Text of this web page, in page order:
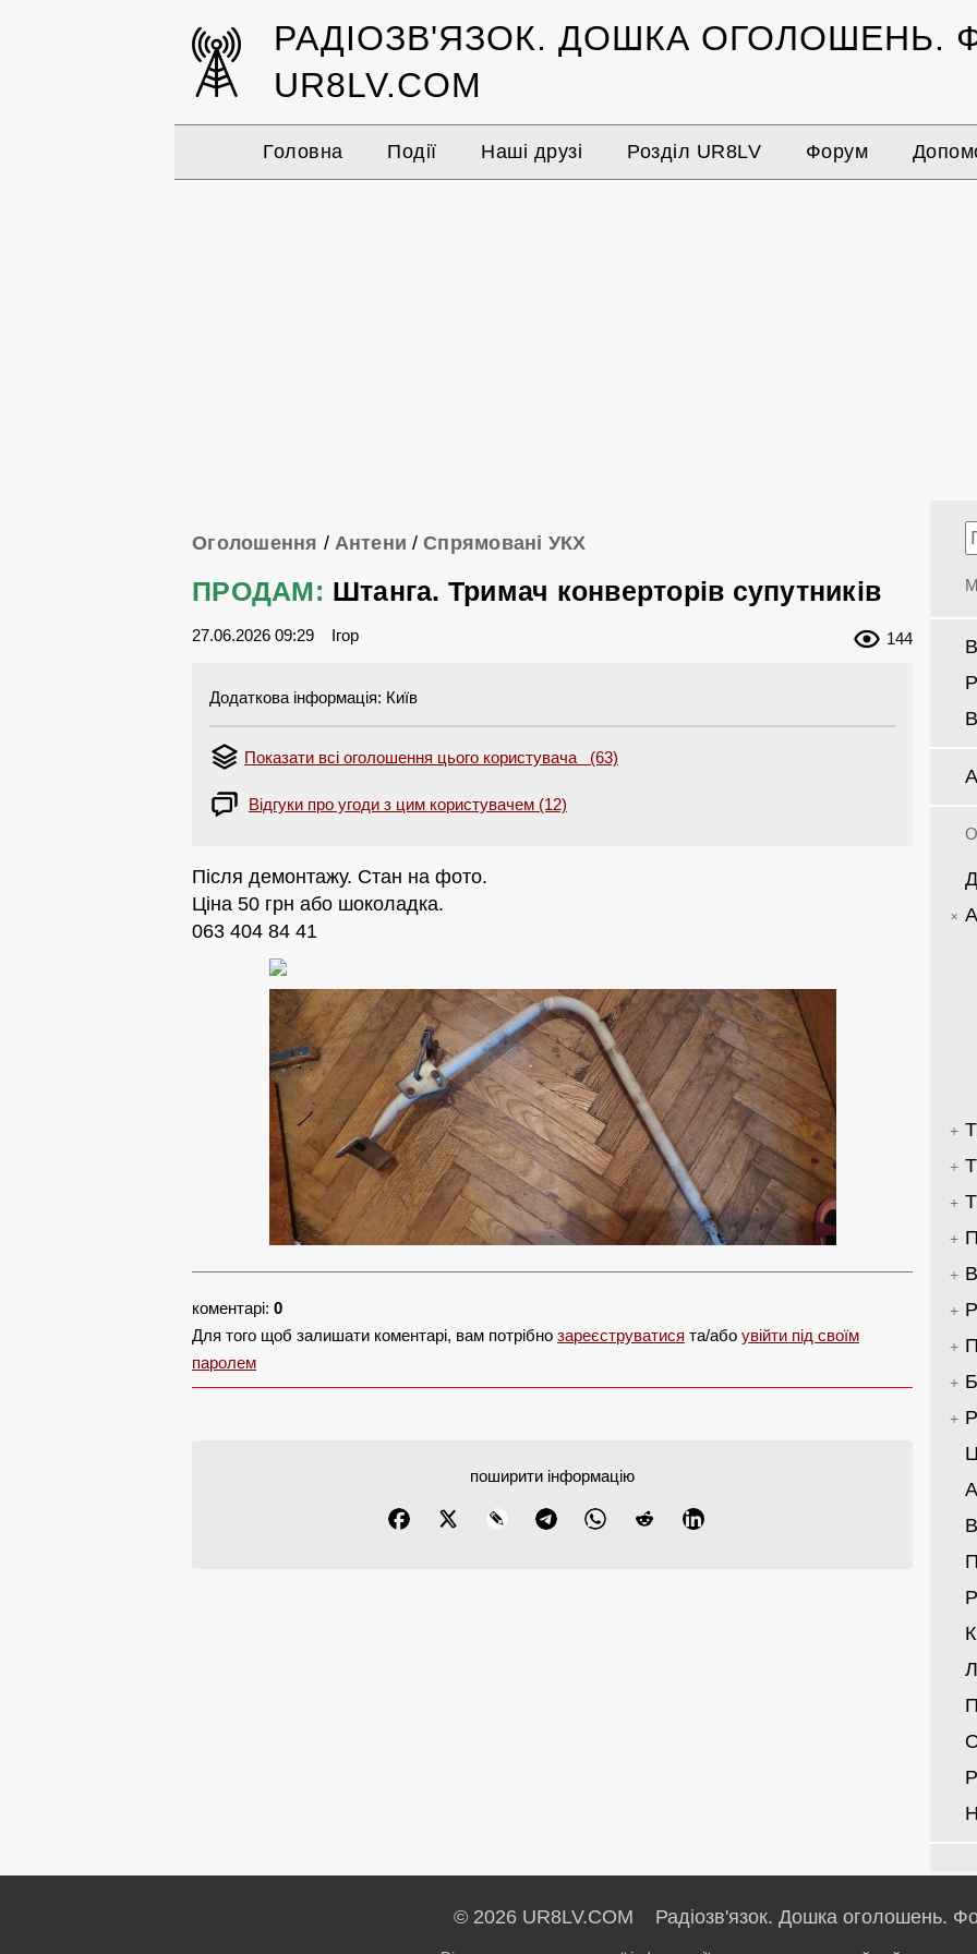
РАДІОЗВ'ЯЗОК. ДОШКА ОГОЛОШЕНЬ.
UR8LV.COM
Головна Події Наші друзі Розділ UR8LV Форум
Оголошення / Антени / Спрямовані УКХ
ПРОДАМ: Штанга. Тримач конверторів супутників
27.06.2026 09:29 Ігор 144
Додаткова інформація: Київ
Показати всі оголошення цього користувача (63)
Відгуки про угоди з цим користувачем (12)
Після демонтажу. Стан на фото.
Ціна 50 грн або шоколадка.
063 404 84 41
коментарі: 0
Для того щоб залишати коментарі, вам потрібно зареєструватися та/або увійти під своїм
паролем
поширити інформацію
© 2026 UR8LV.COM Радіозв'язок. Дошка оголошень.